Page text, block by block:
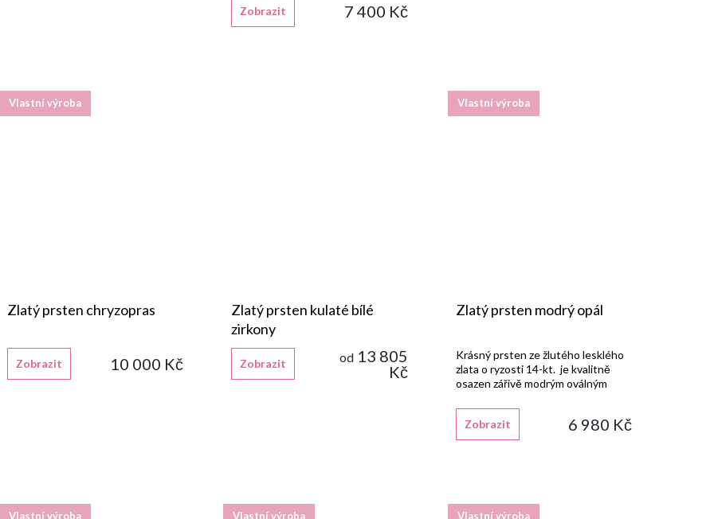
7 400 Kč
Zobrazit
Vlastní výroba
Zlatý prsten chryzopras
10 000 Kč
Zobrazit
Zlatý prsten kulaté bílé
zirkony
od13 805
Kč
Zobrazit
Vlastní výroba
Zlatý prsten modrý opál
6 980 Kč
Zobrazit
Krásný prsten ze žlutého lesklého
zlata o ryzosti 14-kt. je kvalitně
osazen zářivě modrým oválným
Vlastní výroba Vlastní výroba Vlastní výroba